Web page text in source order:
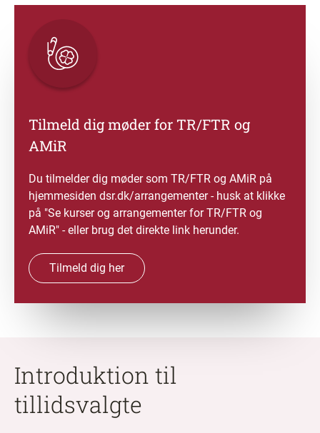
Tilmeld dig møder for TR/FTR og
AMiR
Du tilmelder dig møder som TR/FTR og AMiR på
hjemmesiden dsr.dk/arrangementer - husk at klikke
på "Se kurser og arrangementer for TR/FTR og
AMiR" - eller brug det direkte link herunder.
Tilmeld dig her
Introduktion til
tillidsvalgte